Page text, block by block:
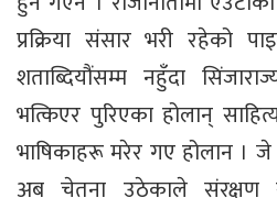
प्रक्रिया संसार भरी रहेको
शताब्दियौंसम्म नहुँदा
भत्किएर पुरिएका होलान्
भाषिकाहरू मरेर गए होलान । जे
अब चेतना उठेकाले संरक्षण